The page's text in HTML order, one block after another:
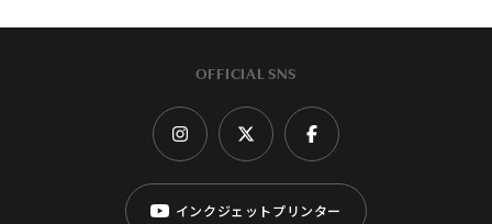
OFFICIAL SNS
インクジェットプリンター